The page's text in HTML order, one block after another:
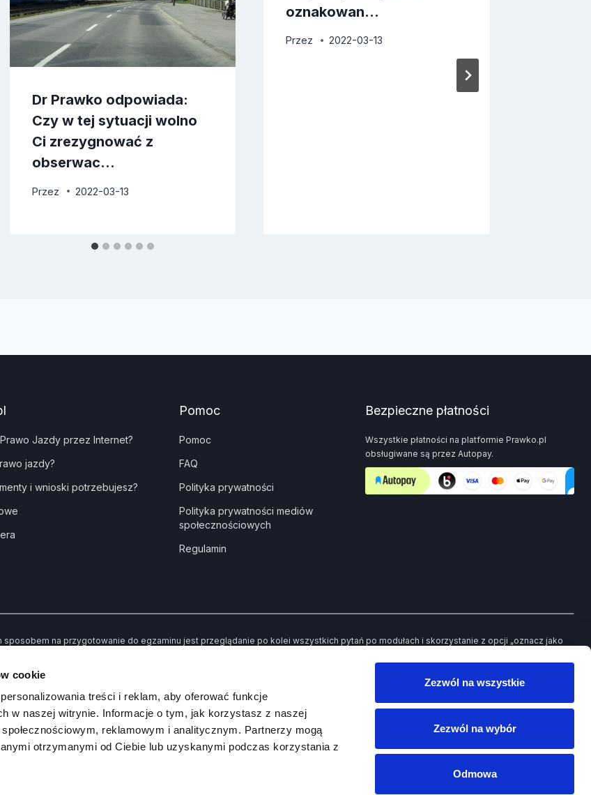
cookie
treści i reklam, aby oferować funkcje
w naszej witrynie. Informacje o tym, jak korzystasz z naszej
reklamowym i analitycznym. Partnerzy mogą
otrzymanymi od Ciebie lub uzyskanymi podczas korzystania z
Zezwól na wszystkie
Zezwól na wybór
Odmowa
Dr Prawko odpowiada:
Czy w tej sytuacji wolno
Ci zrezygnować z
obserwac…
Przez 2022-03-13
oznakowan…
Przez 2022-03-13
Jazdy przez Internet?
jazdy?
i wnioski potrzebujesz?
Pomoc
Pomoc
FAQ
Polityka prywatności
Polityka prywatności mediów
społecznościowych
Regulamin
Bezpieczne płatności
Wszystkie płatności na platformie Prawko.pl
obsługiwane są przez Autopay.
sposobem na przygotowanie do egzaminu jest przeglądanie po kolei wszystkich pytań po modułach i skorzystanie z opcji „oznacz jako